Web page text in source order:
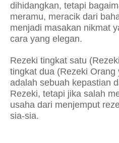
dihidangkan, tetapi
meramu, meracik dari
menjadi masakan nikmat
cara yang elegan.
Rezeki tingkat satu
tingkat dua (Rezeki Orang
adalah sebuah kepastian
Rezeki, tetapi jika salah
usaha dari menjemput
sia-sia.